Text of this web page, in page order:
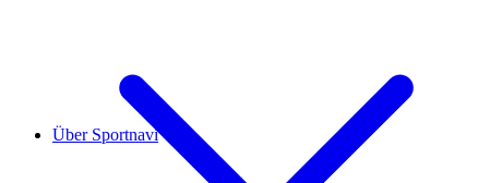
Über Sportnavi